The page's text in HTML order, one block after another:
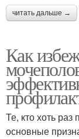
читать дальше →
Как
Те, кто хоть
основные